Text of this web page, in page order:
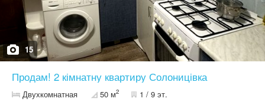
15
Продам! 2 кімнатну квартиру Солоницівка
Двухкомнатная 50 м2 1 / 9 эт.